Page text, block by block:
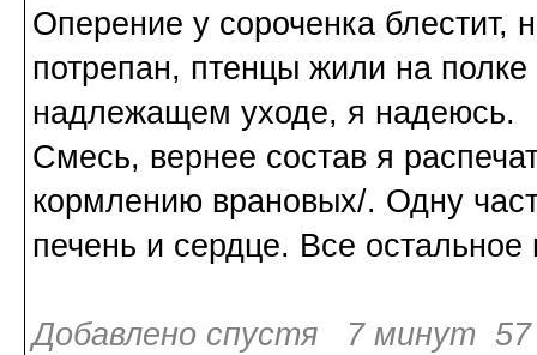
Оперение у сороченка блестит,
потрепан, птенцы жили на
надлежащем уходе, я надеюсь.
Смесь, вернее состав я
кормлению врановых/. Одну
печень и сердце. Все остальное
Добавлено спустя 7 минут 57